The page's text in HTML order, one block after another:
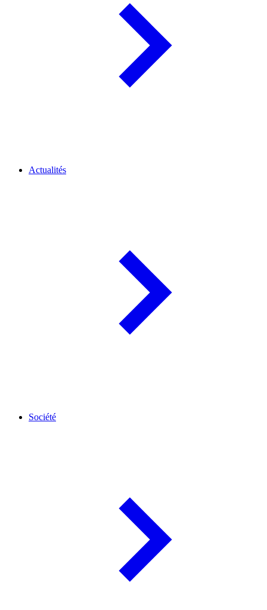
Actualités
Société